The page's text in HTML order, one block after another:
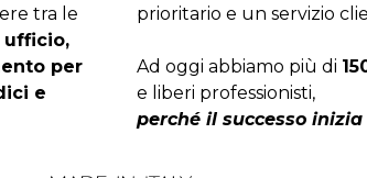
tra le
ufficio,
per
e
prioritario e un servizio
Ad oggi abbiamo più di
e liberi professionisti,
perché il successo